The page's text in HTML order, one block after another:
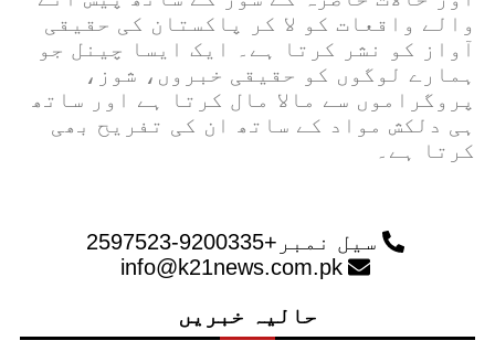
والے واقعات کو لا کر پاکستان کی حقیقی
آواز کو نشر کرتا ہے۔ ایک ایسا چینل جو
ہمارے لوگوں کو حقیقی خبروں، شوز،
پروگراموں سے مالا مال کرتا ہے اور ساتھ
ہی دلکش مواد کے ساتھ ان کی تفریح ​​بھی
کرتا ہے۔
سیل نمبر+9200335-2597523
info@k21news.com.pk
حالیہ خبریں